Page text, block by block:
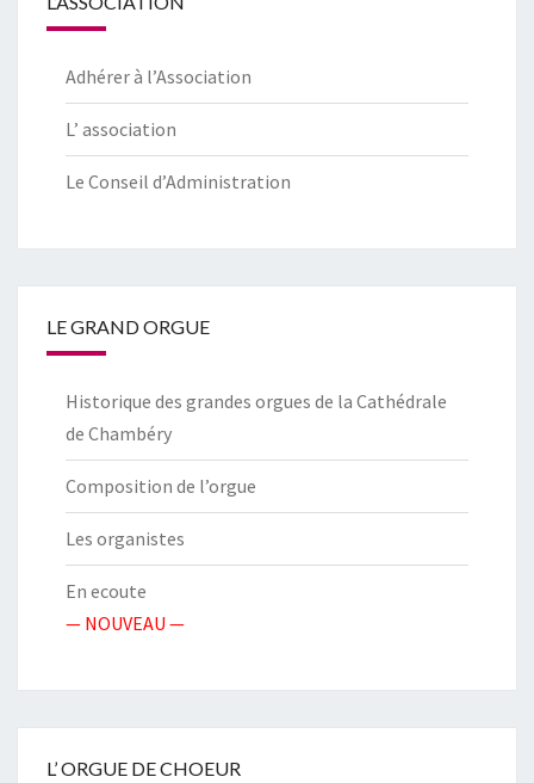
Adhérer à l’Association
L’ association
Le Conseil d’Administration
LE GRAND ORGUE
Historique des grandes orgues de la Cathédrale
de Chambéry
Composition de l’orgue
Les organistes
En ecoute
— NOUVEAU —
L’ ORGUE DE CHOEUR